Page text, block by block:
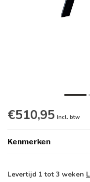
€510,95 Incl. btw
Kenmerken
Levertijd 1 tot 3 weken